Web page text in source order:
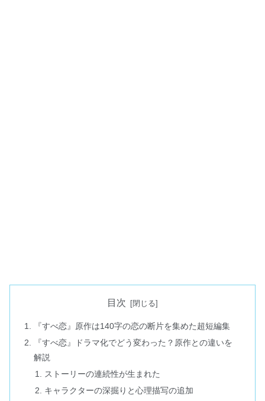
目次
『すべ恋』原作は140字の恋の断片を集めた超短編集
『すべ恋』ドラマ化でどう変わった？原作との違いを
解説
ストーリーの連続性が生まれた
キャラクターの深掘りと心理描写の追加